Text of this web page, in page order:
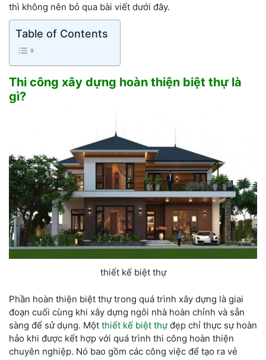
thì không nên bỏ qua bài viết dưới đây.
Table of Contents
Thi công xây dựng hoàn thiện biệt thự là
gì?
thiết kế biệt thự
Phần hoàn thiện biệt thự trong quá trình xây dựng là giai
đoạn cuối cùng khi xây dựng ngôi nhà hoàn chỉnh và sẵn
sàng để sử dụng. Một thiết kế biệt thựđẹp chỉ thực sự hoàn
hảo khi được kết hợp với quá trình thi công hoàn thiện
chuyên nghiệp. Nó bao gồm các công việc để tạo ra vẻ